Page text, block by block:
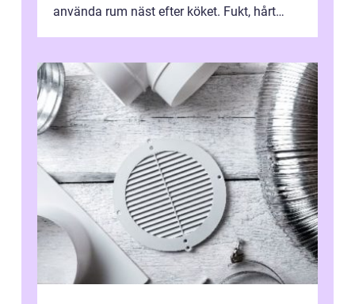
använda rum näst efter köket. Fukt, hårt